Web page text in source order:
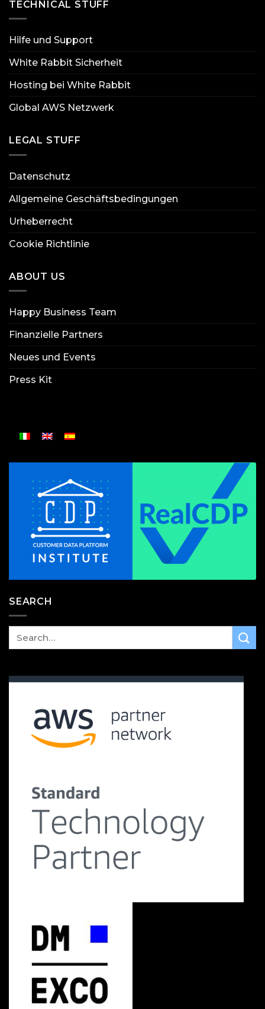
TECHNICAL STUFF
Hilfe und Support
White Rabbit Sicherheit
Hosting bei White Rabbit
Global AWS Netzwerk
LEGAL STUFF
Datenschutz
Allgemeine Geschäftsbedingungen
Urheberrecht
Cookie Richtlinie
ABOUT US
Happy Business Team
Finanzielle Partners
Neues und Events
Press Kit
SEARCH